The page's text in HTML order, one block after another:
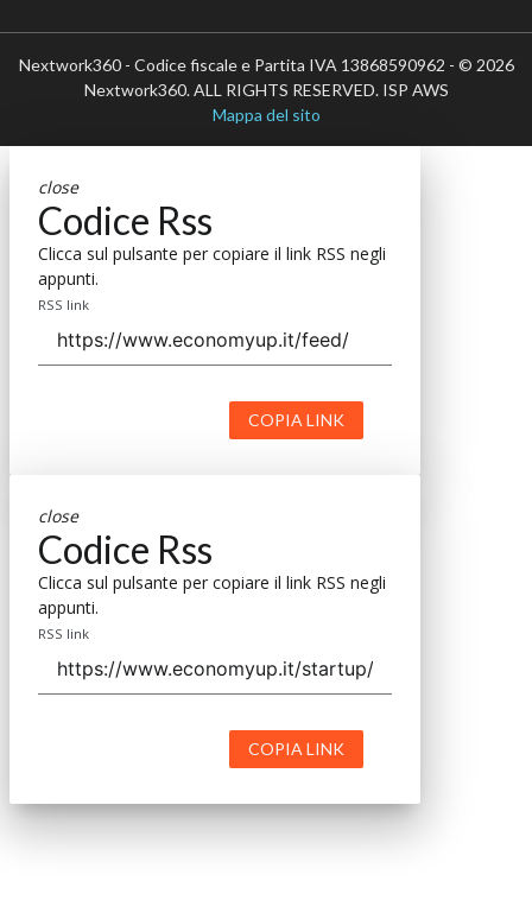
Nextwork360 - Codice fiscale e Partita IVA 13868590962 - © 2026
Nextwork360. ALL RIGHTS RESERVED. ISP AWS
Mappa del sito
close
Codice Rss
Clicca sul pulsante per copiare il link RSS negli
appunti.
RSS link
COPIA LINK
close
Codice Rss
Clicca sul pulsante per copiare il link RSS negli
appunti.
RSS link
COPIA LINK